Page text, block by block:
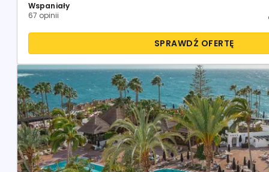
Wspaniały
67 opinii
SPRAWDŹ OFERTĘ